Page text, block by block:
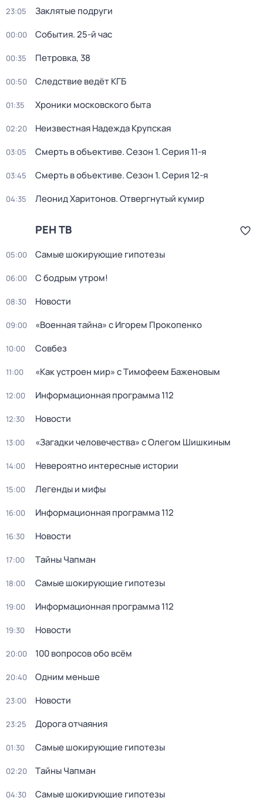
23:05 Заклятые подруги
00:00 События. 25-й час
00:35 Петровка, 38
00:50 Следствие ведёт КГБ
01:35 Хроники московского быта
02:20 Неизвестная Надежда Крупская
03:05 Смерть в объективе. Сезон 1. Серия 11-я
03:45 Смерть в объективе. Сезон 1. Серия 12-я
04:35 Леонид Харитонов. Отвергнутый кумир
РЕН ТВ
05:00 Самые шoкиpующие гипотезы
06:00 С бодрым утром!
08:30 Новости
09:00 «Военная тайна» с Игорем Прокопенко
10:00 Совбез
11:00 «Как устроен мир» с Тимофеем Баженовым
12:00 Информационная программа 112
12:30 Новости
13:00 «Загадки человечества» с Олегом Шишкиным
14:00 Невероятно интересные истории
15:00 Легенды и мифы
16:00 Информационная программа 112
16:30 Новости
17:00 Тaйны Чапман
18:00 Самые шoкиpующие гипотезы
19:00 Информационная программа 112
19:30 Новости
20:00 100 вопросов обо всём
20:40 Одним меньше
23:00 Новости
23:25 Дорога отчаяния
01:30 Самые шoкиpующие гипотезы
02:20 Тaйны Чапман
04:30 Самые шoкиpующие гипотезы